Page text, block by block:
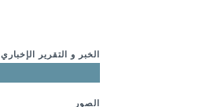
الخبر و التقرير الإخباري
الصور